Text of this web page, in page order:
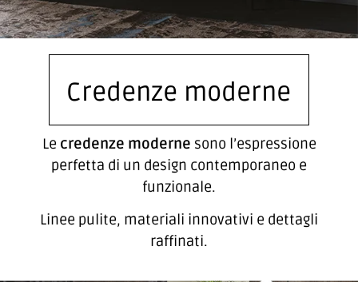
Credenze moderne
Le credenze moderne sono l’espressione
perfetta di un design contemporaneo e
funzionale.
Linee pulite, materiali innovativi e dettagli
raffinati.